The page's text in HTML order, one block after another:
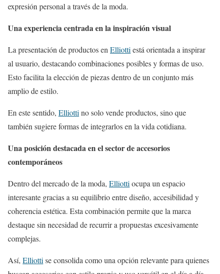
expresión personal a través de la moda.
Una experiencia centrada en la inspiración visual
La presentación de productos en Elliotti está orientada a inspirar
al usuario, destacando combinaciones posibles y formas de uso.
Esto facilita la elección de piezas dentro de un conjunto más
amplio de estilo.
En este sentido, Elliotti no solo vende productos, sino que
también sugiere formas de integrarlos en la vida cotidiana.
Una posición destacada en el sector de accesorios
contemporáneos
Dentro del mercado de la moda, Elliotti ocupa un espacio
interesante gracias a su equilibrio entre diseño, accesibilidad y
coherencia estética. Esta combinación permite que la marca
destaque sin necesidad de recurrir a propuestas excesivamente
complejas.
Así, Elliotti se consolida como una opción relevante para quienes